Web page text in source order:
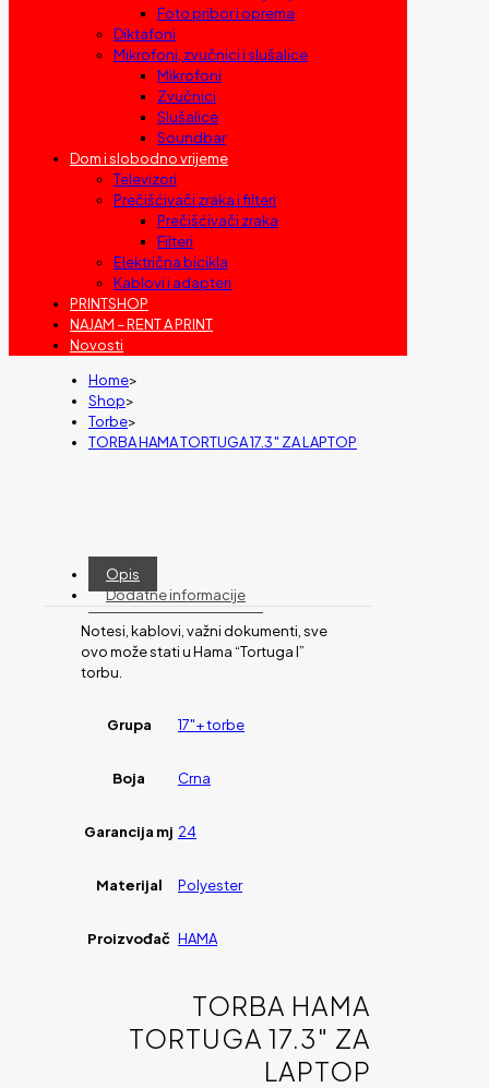
Foto pribor i oprema
Diktafoni
Mikrofoni, zvučnici i slušalice
Mikrofoni
Zvučnici
Slušalice
Soundbar
Dom i slobodno vrijeme
Televizori
Prečišćivači zraka i filteri
Prečišćivači zraka
Filteri
Električna bicikla
Kablovi i adapteri
PRINTSHOP
NAJAM – RENT A PRINT
Novosti
Home>
Shop>
Torbe>
TORBA HAMA TORTUGA 17.3″ ZA LAPTOP
Opis
Dodatne informacije
Notesi, kablovi, važni dokumenti, sve
ovo može stati u Hama “Tortuga I”
torbu.
Grupa 17"+ torbe
Boja Crna
Garancija mj 24
Materijal Polyester
Proizvođač HAMA
TORBA HAMA
TORTUGA 17.3″ ZA
LAPTOP